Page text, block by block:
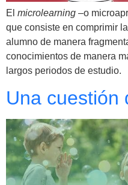
El microlearning –o
que consiste en comprimir
alumno de manera
conocimientos de manera
largos periodos de estudio.
Una cuestión